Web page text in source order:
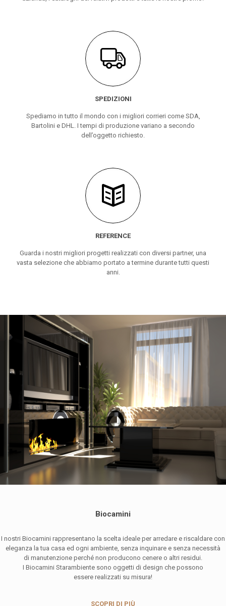
SPEDIZIONI
Spediamo in tutto il mondo con i migliori corrieri come SDA,
Bartolini e DHL. I tempi di produzione variano a secondo
dell’oggetto richiesto.
REFERENCE
Guarda i nostri migliori progetti realizzati con diversi partner, una
vasta selezione che abbiamo portato a termine durante tutti questi
anni.
Biocamini
I nostri Biocamini rappresentano la scelta ideale per arredare e riscaldare con
eleganza la tua casa ed ogni ambiente, senza inquinare e senza necessità
di manutenzione perché non producono cenere o altri residui.
I Biocamini Starambiente sono oggetti di design che possono
essere realizzati su misura!
SCOPRI DI PIÙ